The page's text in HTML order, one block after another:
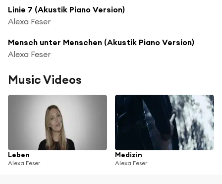
Linie 7 (Akustik Piano Version)
Alexa Feser
Mensch unter Menschen (Akustik Piano Version)
Alexa Feser
Music Videos
Leben
Alexa Feser
Medizin
Alexa Feser